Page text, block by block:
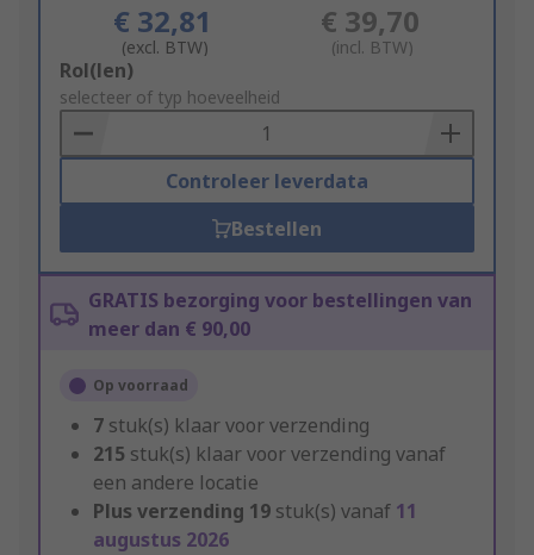
€ 32,81
(excl. BTW)
€ 39,70
(incl. BTW)
Add
to
Basket
Rol(len)
selecteer of typ hoeveelheid
Controleer leverdata
Bestellen
GRATIS bezorging voor bestellingen van
meer dan € 90,00
Op voorraad
7 stuk(s) klaar voor verzending
215 stuk(s) klaar voor verzending vanaf
een andere locatie
Plus verzending 19 stuk(s) vanaf 11
augustus 2026